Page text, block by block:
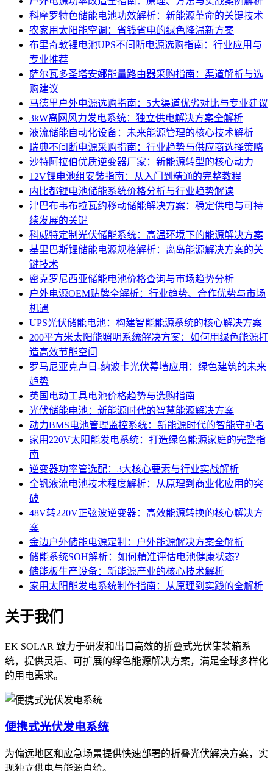
科摩罗特色储能电池功效解析：新能源革命的关键技术
农家用太阳能空调：省钱省电的绿色降温新方案
布里奇敦锂电池UPS不间断电源选购指南：行业应用与
专业推荐
萨尔瓦多圣塔安娜能量路由器采购指南：渠道解析与选
购建议
马德里户外电源选购指南：5大渠道优劣对比与专业建议
3kW离网风力发电系统：独立供电解决方案全解析
液流储能自动化设备：未来能源管理的核心技术解析
瑞典不间断电源采购指南：行业趋势与供应商选择策略
沙特阿拉伯优质逆变器厂家：新能源转型的核心动力
12V锂电池组安装指南：从入门到精通的完整教程
内比都锂电池储能系统价格分析与行业趋势解读
津巴布韦布拉瓦约移动储能解决方案：稳定供电与可持
续发展的关键
科威特定制光伏储能系统：高温环境下的能源解决方案
基里巴斯锂储能电源规格解析：离岛能源解决方案的关
键技术
密克罗尼西亚储能电池价格查询与市场趋势分析
户外电源OEM贴牌全解析：行业趋势、合作优势与市场
机遇
UPS光伏储能电池：构建智能能源系统的核心解决方案
200平方米太阳能照明系统解决方案：如何用绿色能源打
造高效节能空间
罗马尼亚克卢日-纳波卡光伏幕墙应用：绿色建筑的未来
趋势
英国电动工具电池价格趋势与选购指南
光伏储能电池：新能源时代的智慧能源解决方案
动力BMS电池管理监控系统：新能源时代的智能守护者
家用220V太阳能发电系统：打造绿色能源家庭的完整指
南
逆变器功率管选配：3大核心要素与行业实战解析
全钒液流电池技术程度解析：从原理到商业化应用的突
破
48V转220V正弦波逆变器：高效能源转换的核心解决方
案
金边户外储能电源定制：户外能源解决方案全解析
储能系统SOH解析：如何精准评估电池健康状态？
储能板生产设备：新能源产业的核心技术解析
家用太阳能发电系统制作指南：从原理到实践的全解析
关于我们
EK SOLAR 致力于研发和出口高效的折叠式光伏集装箱系
统，提供灵活、可扩展的绿色能源解决方案，满足全球多样化
的用电需求。
便携式光伏发电系统
为偏远地区和应急场景提供快速部署的折叠光伏解决方案，实
现独立供电与能源自给。